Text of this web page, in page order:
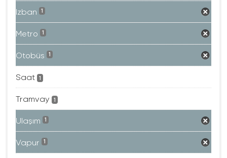
Izban 1
Metro 1
Otobüs 1
Saat 1
Tramvay 1
Ulaşım 1
Vapur 1